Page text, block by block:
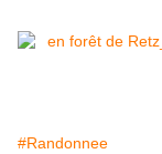
#Randonnee